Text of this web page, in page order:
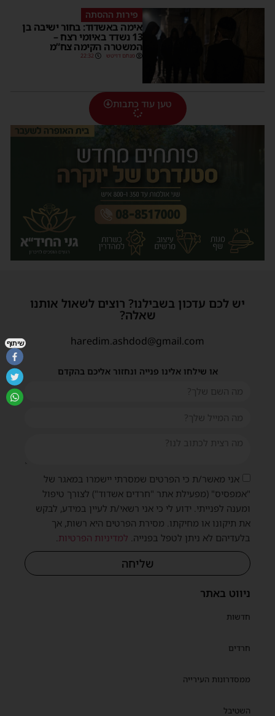
פירות ההסתה
אימה באשדוד: בחור ישיבה בן
13 נשדד באיומי רצח –
המשטרה הקימה צח”מ
מנחם דויטש 22:32
טען עוד כתבות
ניווט באתר
חדשות
חרדים
ממסדרונות העירייה
השטיבל
יש לכם עדכון בשבילנו? רוצים לשאול אותנו
שאלה?
haredim.ashdod@gmail.com
או שילחו אלינו פנייה ונחזור אליכם בהקדם
אני מאשר/ת כי הפרטים שמסרתי יישמרו במאגר של
"אמפסיס" (מפעילת אתר "חרדים אשדוד") לצורך טיפול
ומענה לפנייתי. ידוע לי כי אני רשאי/ת לעיין במידע, לבקש
את תיקונו או מחיקתו. מסירת הפרטים היא רשות, אך
בלעדיהם לא ניתן לטפל בפנייה. למדיניות הפרטיות.
שליחה
שיתוף